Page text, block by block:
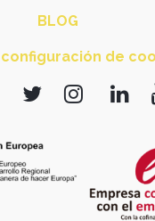
BLOG
de